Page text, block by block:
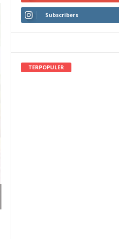
Subscribers